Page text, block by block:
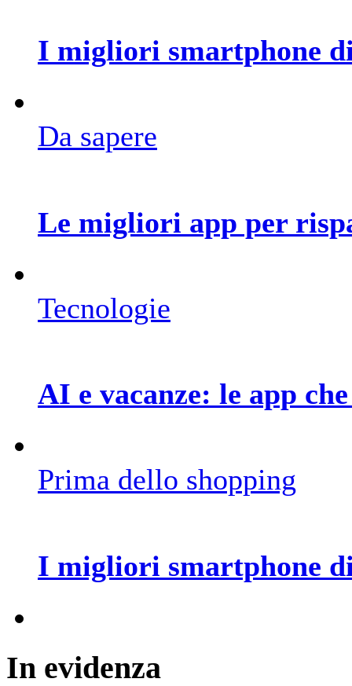
I migliori smartphone
Da sapere
Le migliori app per
Tecnologie
AI e vacanze: le app
Prima dello shopping
I migliori smartphone
In evidenza